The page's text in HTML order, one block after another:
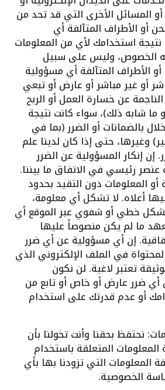
المسائل الأخرى التي قد تحد من
أو الأطراف المتآلفة أي
استخدامك لأي من المعلومات
الخصوص، وليس على سبيل
الأطراف المتآلفة أي مسؤولية
أو غير مباشر أو عارض أو تبعي
عن خسارة العمل أو الربح
ما شابه ذلك)، سواء كانت نتيجة
بالضمانات أو الضرر (بما في
وغيرها، حتى إذا كان لدينا علم
إن إنكار المسؤولية عن الضرر
رئيسي في الاتفاق ما بيننا.
المعلومات دون التقيد بحدود
أعلاه. لا تشكل أي معلومة،
خطي أو شفوي عبر الموقع أي
ما لم يكن منصوصاً عليها
إن أي مسؤولية عن أي ضرر
في الملف الإلكتروني الذي
تعتبر لاغية. لن نكون
ضرر عارض أو خاص أو تابع من
أو عدم قدرتك على استخدام
نحتفظ بحقنا وأنت تخولنا بأن
المتعلقة باستخدام
المعلومات التي تزودنا بها بأي
الخصوصية.